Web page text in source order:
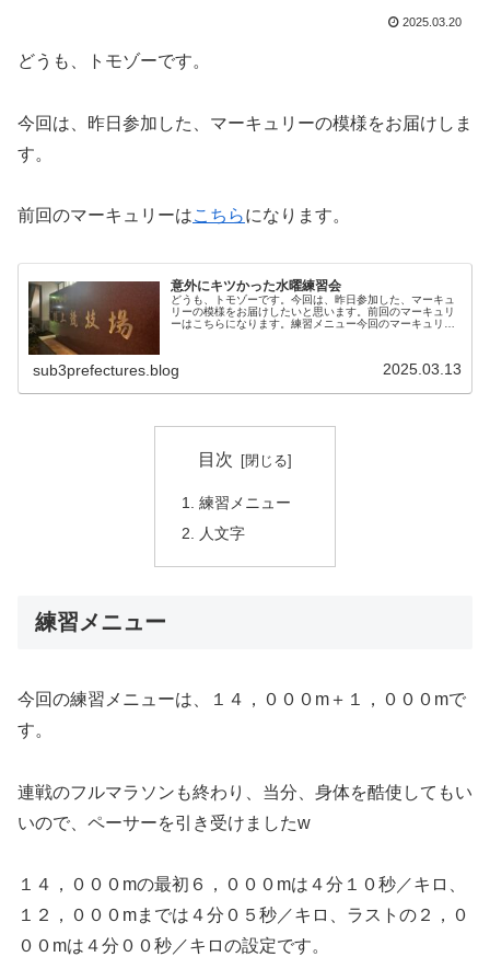
2025.03.20
どうも、トモゾーです。
今回は、昨日参加した、マーキュリーの模様をお届けしま
す。
前回のマーキュリーはこちらになります。
意外にキツかった水曜練習会
どうも、トモゾーです。今回は、昨日参加した、マーキュ
リーの模様をお届けしたいと思います。前回のマーキュリ
ーはこちらになります。練習メニュー今回のマーキュリー
sub3prefectures.blog 2025.03.13
目次
練習メニュー
人文字
練習メニュー
今回の練習メニューは、１４，０００m＋１，０００mで
す。
連戦のフルマラソンも終わり、当分、身体を酷使してもい
いので、ペーサーを引き受けましたw
１４，０００mの最初６，０００mは４分１０秒／キロ、
１２，０００mまでは４分０５秒／キロ、ラストの２，０
００mは４分００秒／キロの設定です。